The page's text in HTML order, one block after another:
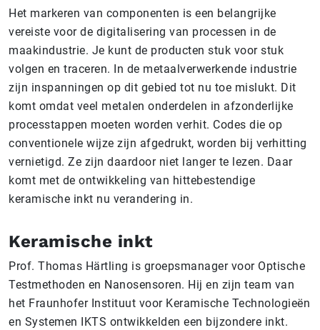
Het markeren van componenten is een belangrijke
vereiste voor de digitalisering van processen in de
maakindustrie. Je kunt de producten stuk voor stuk
volgen en traceren. In de metaalverwerkende industrie
zijn inspanningen op dit gebied tot nu toe mislukt. Dit
komt omdat veel metalen onderdelen in afzonderlijke
processtappen moeten worden verhit. Codes die op
conventionele wijze zijn afgedrukt, worden bij verhitting
vernietigd. Ze zijn daardoor niet langer te lezen. Daar
komt met de ontwikkeling van hittebestendige
keramische inkt nu verandering in.
Keramische inkt
Prof. Thomas Härtling is groepsmanager voor Optische
Testmethoden en Nanosensoren. Hij en zijn team van
het Fraunhofer Instituut voor Keramische Technologieën
en Systemen IKTS ontwikkelden een bijzondere inkt.